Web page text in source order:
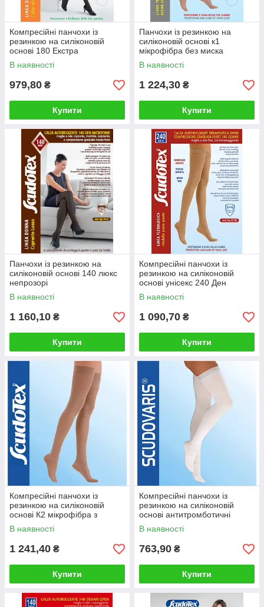
Компресійні панчохи із
резинкою на силіконовій
основі 180 Екстра
В наявності
979,80 ₴
Купити
Панчохи із резинкою на
силіконовій основі к1
мікрофібра без миска
В наявності
1 224,30 ₴
Купити
Панчохи із резинкою на
силіконовій основі 140 люкс
непрозорі
В наявності
1 160,10 ₴
Купити
Компресійні панчохи із
резинкою на силіконовій
основі унісекс 240 Ден
прозорі без миска
В наявності
1 090,70 ₴
Купити
Компресійні панчохи із
резинкою на силіконовій
основі К2 мікрофібра з
миском
В наявності
1 241,40 ₴
Купити
Компресійні панчохи із
резинкою на силіконовій
основі антитромботичні
середні
В наявності
763,90 ₴
Купити